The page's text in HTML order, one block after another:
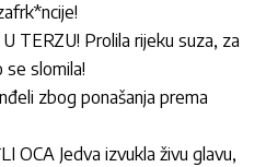
TERZU! Prolila rijeku suza, za
se slomila!
zbog ponašanja prema
OCA Jedva izvukla živu glavu,